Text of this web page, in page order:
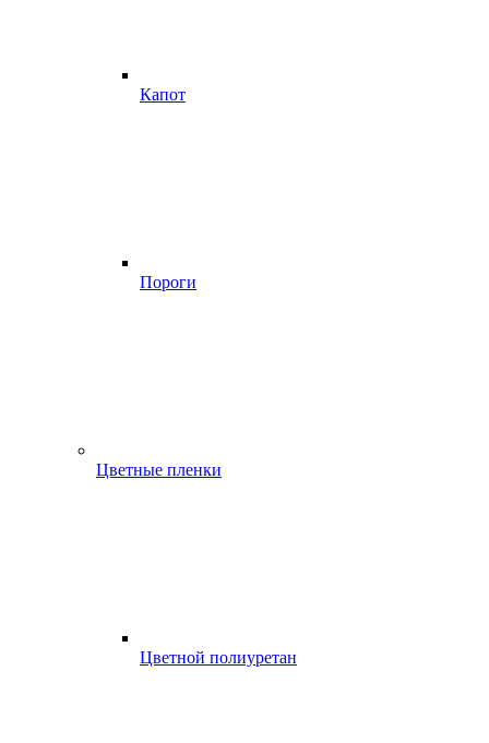
Капот
Пороги
Цветные пленки
Цветной полиуретан